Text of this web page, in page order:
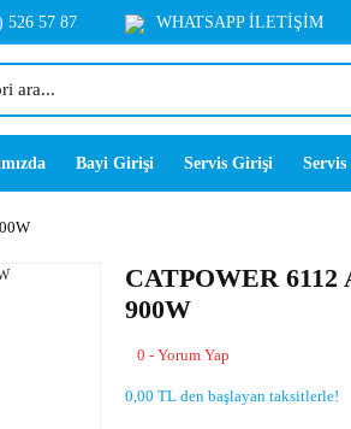
526 57 87 WHATSAPP İLETİŞİM
Bayi Girişi Servis Girişi
CATPOWER 6112
900W
0 - Yorum Yap
0,00 TL den başlayan taksitlerle!